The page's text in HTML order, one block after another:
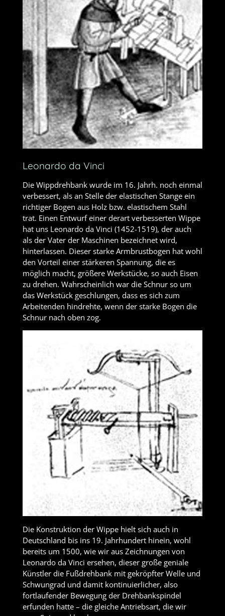
Leonardo da Vinci
Die Wippdrehbank wurde im 16. Jahrh. noch einmal
verbessert, als an Stelle der elastischen Stange ein
richtiger Bogen aus Holz bzw. elastischem Stahl
trat. Einen Entwurf einer derart verbesserten Wippe
hat uns Leonardo da Vinci (1452-1519), der auch
als der Vater der Maschinen bezeichnet wird,
hinterlassen. Dieser starke Armbrustbogen hat wohl
den Vorteil einer stärkeren Spannung, die es
möglich macht, größere Werkstücke, so auch Eisen
zu drehen. Wahrscheinlich war die Schnur so um
das Werkstück geschlungen, dass es sich zum
Arbeitenden hindrehte, wenn der starke Bogen die
Schnur nach oben zog.
Die Konstruktion der Wippe hielt sich auch in
Deutschland bis ins 19. Jahrhundert hinein, wohl
bereits um 1500, wie wir aus Zeichnungen von
Leonardo da Vinci ersehen, dieser große geniale
Künstler die Fußdrehbank mit gekröpfter Welle und
Schwungrad und damit kontinuierlicher, also
fortlaufender Bewegung der Drehbankspindel
erfunden hatte – die gleiche Antriebsart, die wir